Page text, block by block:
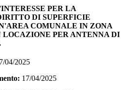
PER LA
DI SUPERFICIE
COMUNALE IN ZONA
PER ANTENNA DI
04/2025
17/04/2025